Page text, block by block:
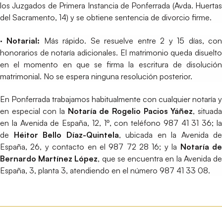
los Juzgados de Primera Instancia de Ponferrada (Avda. Huertas
del Sacramento, 14) y se obtiene sentencia de divorcio firme.
· Notarial: Más rápido. Se resuelve entre 2 y 15 días, con
honorarios de notaría adicionales. El matrimonio queda disuelto
en el momento en que se firma la escritura de disolución
matrimonial. No se espera ninguna resolución posterior.
En Ponferrada trabajamos habitualmente con cualquier notaría y
en especial con la Notaría de Rogelio Pacios Yáñez, situada
en la Avenida de España, 12, 1º, con teléfono 987 41 31 36; la
de Héitor Bello Díaz-Quintela, ubicada en la Avenida de
España, 26, y contacto en el 987 72 28 16; y la Notaría de
Bernardo Martínez López, que se encuentra en la Avenida de
España, 3, planta 3, atendiendo en el número 987 41 33 08.